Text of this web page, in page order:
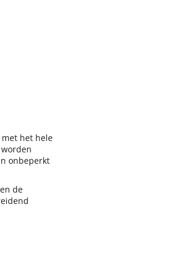
met het hele
onbeperkt
de